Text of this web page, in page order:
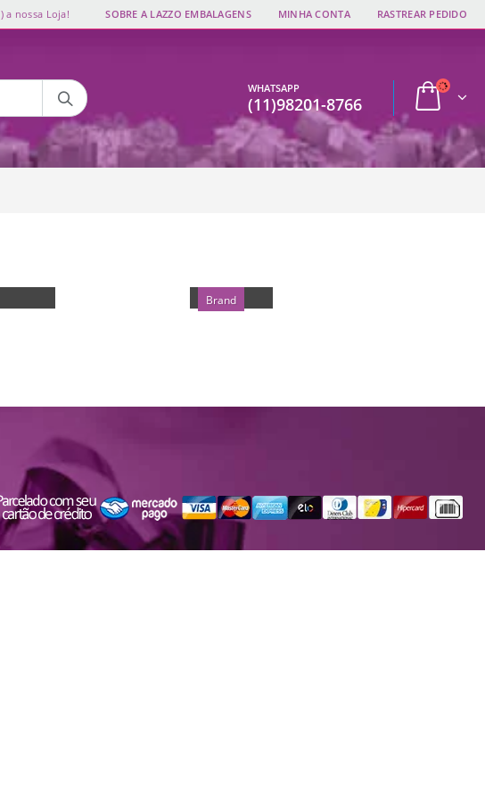
a nossa Loja! SOBRE A LAZZO EMBALAGENS MINHA CONTA RASTREAR PEDIDO
WHATSAPP
(11)98201-8766
Brand